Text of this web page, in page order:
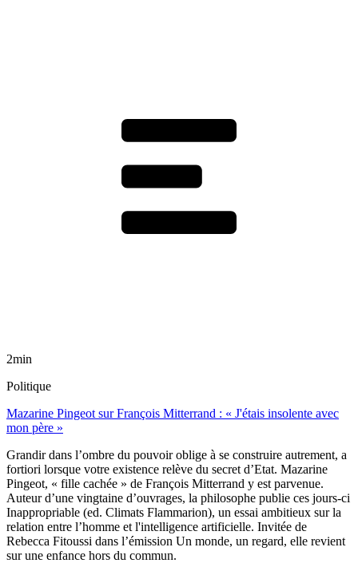
2min
Politique
Mazarine Pingeot sur François Mitterrand : « J'étais insolente avec
mon père »
Grandir dans l’ombre du pouvoir oblige à se construire autrement, a
fortiori lorsque votre existence relève du secret d’Etat. Mazarine
Pingeot, « fille cachée » de François Mitterrand y est parvenue.
Auteur d’une vingtaine d’ouvrages, la philosophe publie ces jours-ci
Inappropriable (ed. Climats Flammarion), un essai ambitieux sur la
relation entre l’homme et l'intelligence artificielle. Invitée de
Rebecca Fitoussi dans l’émission Un monde, un regard, elle revient
sur une enfance hors du commun.